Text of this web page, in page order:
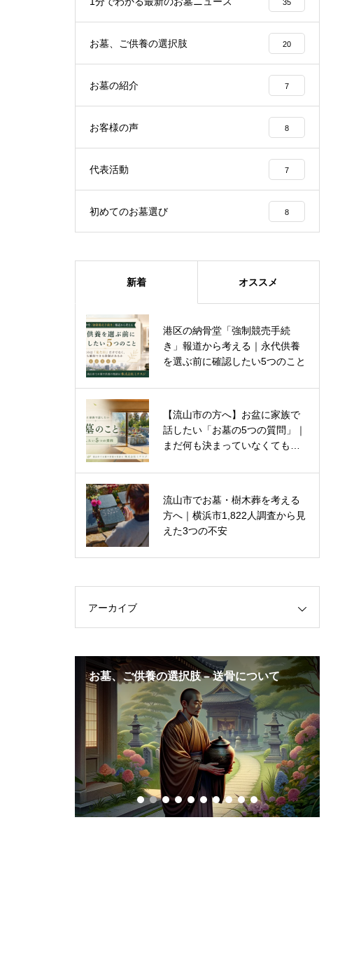
35
お墓、ご供養の選択肢 20
お墓の紹介 7
お客様の声 8
代表活動 7
初めてのお墓選び 8
新着 オススメ
港区の納骨堂「強制競売手続
き」報道から考える｜永代供養
を選ぶ前に確認したい5つのこと
【流山市の方へ】お盆に家族で
話したい「お墓の5つの質問」｜
まだ何も決まっていなくても大
流山市でお墓・樹木葬を考える
方へ｜横浜市1,822人調査から見
えた3つの不安
流山市の樹木葬「彩華」が開園か
ら約半年｜80件以上のご家庭と
の歩み
流山市 樹木葬を契約していただ
いたK様に、見学時の印象や、彩
華を選ばれた理由についてお話を
【公式】流山市 樹木葬「彩華」
についてのご報告
アーカイブ
お墓、ご供養の選択肢 – 送骨について